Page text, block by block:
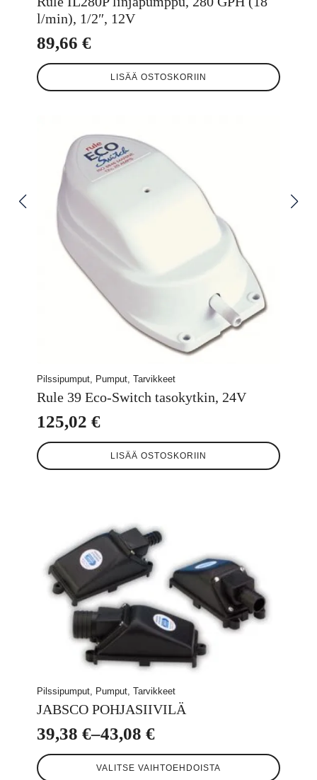
l/min), 1/2″, 12V
89,66 €
LISÄÄ OSTOSKORIIN
Pilssipumput, Pumput, Tarvikkeet
Rule 39 Eco-Switch tasokytkin, 24V
125,02 €
LISÄÄ OSTOSKORIIN
Pilssipumput, Pumput, Tarvikkeet
JABSCO POHJASIIVILÄ
39,38 €–43,08 €
Hintaluokka:
39,38 €
VALITSE VAIHTOEHDOISTA
Tällä
tuotteella